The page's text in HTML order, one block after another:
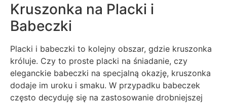
Kruszonka na Placki i
Babeczki
Placki i babeczki to kolejny obszar, gdzie kruszonka
króluje. Czy to proste placki na śniadanie, czy
eleganckie babeczki na specjalną okazję, kruszonka
dodaje im uroku i smaku. W przypadku babeczek
często decyduję się na zastosowanie drobniejszej